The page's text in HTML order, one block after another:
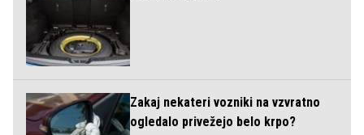
Zakaj nekateri vozniki na vzvratno
ogledalo privežejo belo krpo?